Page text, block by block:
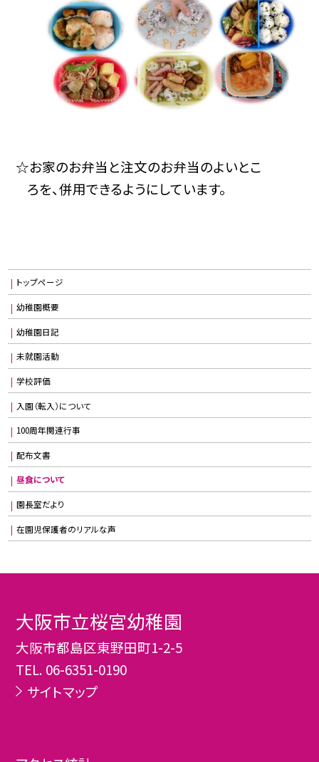
☆お家のお弁当と注文のお弁当のよいとこ
ろを、併用できるようにしています。
トップページ
幼稚園概要
幼稚園日記
未就園活動
学校評価
入園（転入）について
100周年関連行事
配布文書
昼食について
園長室だより
在園児保護者のリアルな声
大阪市立桜宮幼稚園
大阪市都島区東野田町1-2-5
TEL. 06-6351-0190
サイトマップ